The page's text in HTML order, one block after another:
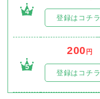
4
登録はコチラ
5
200 円
登録はコチラ